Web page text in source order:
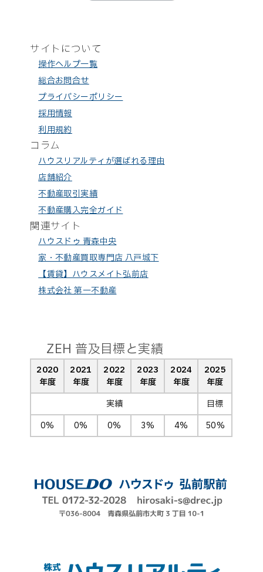
サイトについて
操作ヘルプ一覧
総合お問合せ
プライバシーポリシー
採用情報
利用規約
コラム
ハウスリアルティが選ばれる理由
店舗紹介
不動産取引実績
不動産購入完全ガイド
関連サイト
ハウスドゥ 青森中央
家・不動産買取専門店 八戸城下
【賃貸】ハウスメイト弘前店
株式会社 第一不動産
ZEH 普及目標と実績
2020
年度
2021
年度
2022
年度
2023
年度
2024
年度
2025
年度
実績
目標
0%
0% 0% 3% 4% 50%